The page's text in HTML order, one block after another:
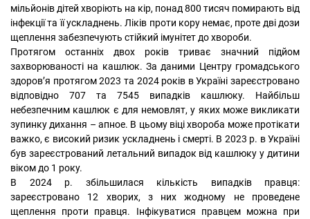
мільйонів дітей хворіють на кір, понад 800 тисяч помирають від
інфекції та її ускладнень. Ліків проти кору немає, проте дві дози
щеплення забезпечують стійкий імунітет до хвороби.
Протягом останніх двох років триває значний підйом
захворюваності на кашлюк. За даними Центру громадського
здоров’я протягом 2023 та 2024 років в Україні зареєстровано
відповідно 707 та 7545 випадків кашлюку. Найбільш
небезпечним кашлюк є для немовлят, у яких може викликати
зупинку дихання – апное. В цьому віці хвороба може протікати
важко, є високий ризик ускладнень і смерті. В 2023 р. в Україні
був зареєстрований летальний випадок від кашлюку у дитини
віком до 1 року.
В 2024 р. збільшилася кількість випадків правця:
зареєстровано 12 хворих, з них жодному не проведене
щеплення проти правця. Інфікуватися правцем можна при